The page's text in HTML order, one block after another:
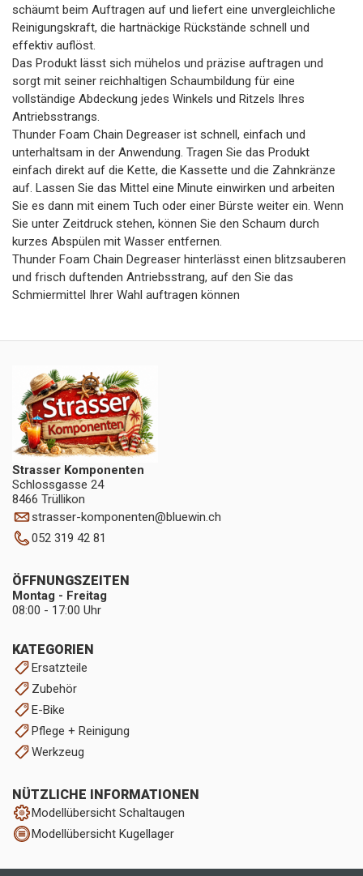
schäumt beim Auftragen auf und liefert eine unvergleichliche
Reinigungskraft, die hartnäckige Rückstände schnell und
effektiv auflöst.
Das Produkt lässt sich mühelos und präzise auftragen und
sorgt mit seiner reichhaltigen Schaumbildung für eine
vollständige Abdeckung jedes Winkels und Ritzels Ihres
Antriebsstrangs.
Thunder Foam Chain Degreaser ist schnell, einfach und
unterhaltsam in der Anwendung. Tragen Sie das Produkt
einfach direkt auf die Kette, die Kassette und die Zahnkränze
auf. Lassen Sie das Mittel eine Minute einwirken und arbeiten
Sie es dann mit einem Tuch oder einer Bürste weiter ein. Wenn
Sie unter Zeitdruck stehen, können Sie den Schaum durch
kurzes Abspülen mit Wasser entfernen.
Thunder Foam Chain Degreaser hinterlässt einen blitzsauberen
und frisch duftenden Antriebsstrang, auf den Sie das
Schmiermittel Ihrer Wahl auftragen können
Strasser Komponenten
Schlossgasse 24
8466 Trüllikon
strasser-komponenten@bluewin.ch
052 319 42 81
KATEGORIEN
Ersatzteile
Zubehör
E-Bike
Pflege + Reinigung
Werkzeug
NÜTZLICHE INFORMATIONEN
Modellübersicht Schaltaugen
Modellübersicht Kugellager
ÖFFNUNGSZEITEN
Montag - Freitag
08:00 - 17:00 Uhr